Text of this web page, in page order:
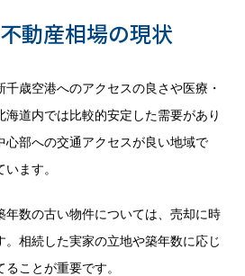
動産相場の現状
歳空港へのアクセスの良さや医療・
道内では比較的安定した需要があり
心部への交通アクセスが良い地域で
ます。
年数の古い物件については、売却に時
。相続した実家の立地や築年数に応じ
ことが重要です。